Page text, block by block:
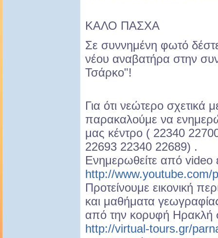
ΚΑΛΟ ΠΑΣΧΑ
Σε συννημένη φωτό δέστε
νέου αναβατήρα στην
Τσάρκο"!
Για ότι νεώτερο σχετικά
παρακαλούμε να
μας κέντρο ( 22340
22693 22340 22689) .
Ενημερωθείτε από
http://www.youtube.com/
Προτείνουμε εικονική
και μαθήματα
από την κορυφή Ηρακλή
http://virtual-tours.gr/